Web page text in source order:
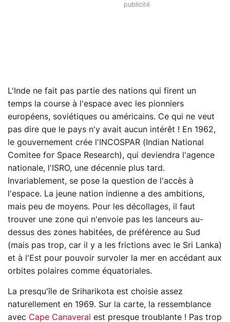
L'Inde ne fait pas partie des nations qui firent un
temps la course à l'espace avec les pionniers
européens, soviétiques ou américains. Ce qui ne veut
pas dire que le pays n'y avait aucun intérêt ! En 1962,
le gouvernement crée l'INCOSPAR (Indian National
Comitee for Space Research), qui deviendra l'agence
nationale, l'ISRO, une décennie plus tard.
Invariablement, se pose la question de l'accès à
l'espace. La jeune nation indienne a des ambitions,
mais peu de moyens. Pour les décollages, il faut
trouver une zone qui n'envoie pas les lanceurs au-
dessus des zones habitées, de préférence au Sud
(mais pas trop, car il y a les frictions avec le Sri Lanka)
et à l'Est pour pouvoir survoler la mer en accédant aux
orbites polaires comme équatoriales.
La presqu'île de Sriharikota est choisie assez
naturellement en 1969. Sur la carte, la ressemblance
avec Cape Canaveral
est presque troublante ! Pas trop